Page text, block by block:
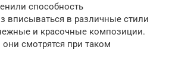
способность
вписываться в различные стили
и красочные композиции.
смотрятся при таком